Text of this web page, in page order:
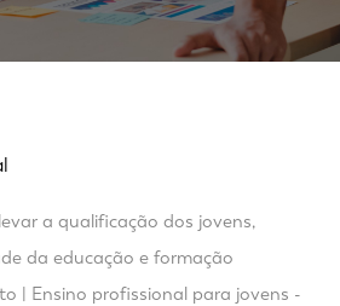
a qualificação dos jovens,
da educação e formação
| Ensino profissional para jovens -